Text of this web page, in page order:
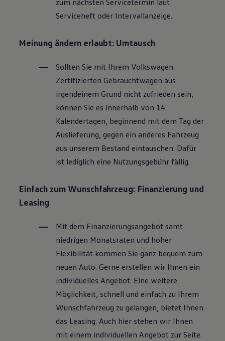
Lifestyle
Elektromobilität
Pannen- und Unfallhilfe
Volkswagen Kundenbetreuung
Serviceheft oder Intervallanzeige.
Meinung ändern erlaubt: Umtausch
Sollten Sie mit Ihrem Volkswagen
Zertifizierten Gebrauchtwagen aus
irgendeinem Grund nicht zufrieden sein,
können Sie es innerhalb von 14
Kalendertagen, beginnend mit dem Tag der
Auslieferung, gegen ein anderes Fahrzeug
aus unserem Bestand eintauschen. Dafür
ist lediglich eine Nutzungsgebühr fällig.
Einfach zum Wunschfahrzeug: Finanzierung und
Leasing
Mit dem Finanzierungsangebot samt
niedrigen Monatsraten und hoher
Flexibilität kommen Sie ganz bequem zum
neuen Auto. Gerne erstellen wir Ihnen ein
individuelles Angebot. Eine weitere
Möglichkeit, schnell und einfach zu Ihrem
Wunschfahrzeug zu gelangen, bietet Ihnen
das Leasing. Auch hier stehen wir Ihnen
mit einem individuellen Angebot zur Seite.